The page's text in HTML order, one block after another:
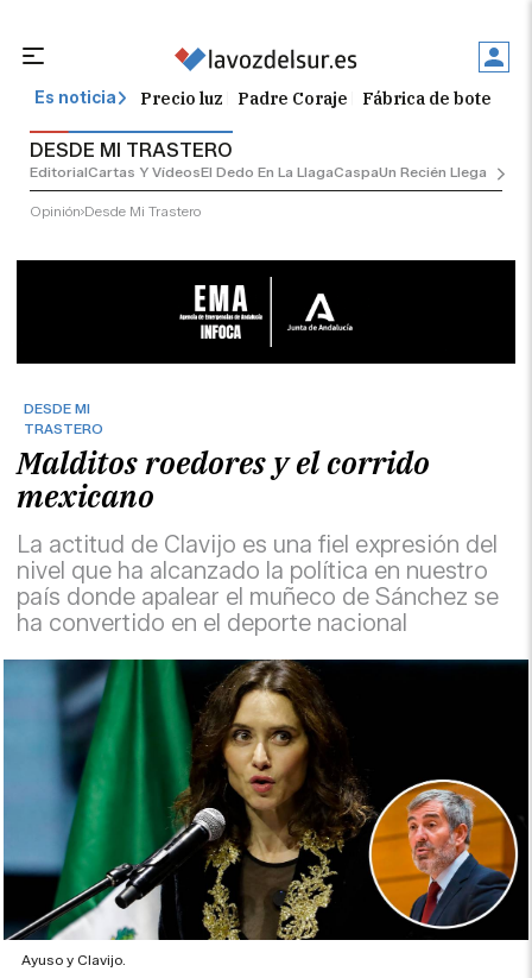
Es noticia Precio luz Padre Coraje Fábrica de botellas
DESDE MI TRASTERO
EditorialCartas Y VídeosEl Dedo En La LlagaCaspaUn Recién Llegado
Opinión Desde Mi Trastero
DESDE MI
TRASTERO
Malditos roedores y el corrido
mexicano
La actitud de Clavijo es una fiel expresión del
nivel que ha alcanzado la política en nuestro
país donde apalear el muñeco de Sánchez se
ha convertido en el deporte nacional
Ayuso y Clavijo.